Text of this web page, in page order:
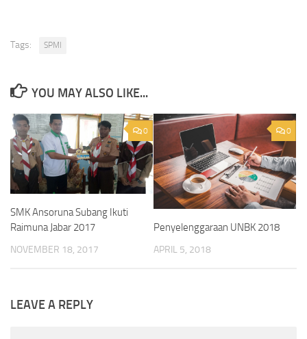
Tags: SPMI
YOU MAY ALSO LIKE...
0
SMK Ansoruna Subang Ikuti
Raimuna Jabar 2017
NOVEMBER 18, 2017
0
Penyelenggaraan UNBK 2018
APRIL 5, 2018
LEAVE A REPLY